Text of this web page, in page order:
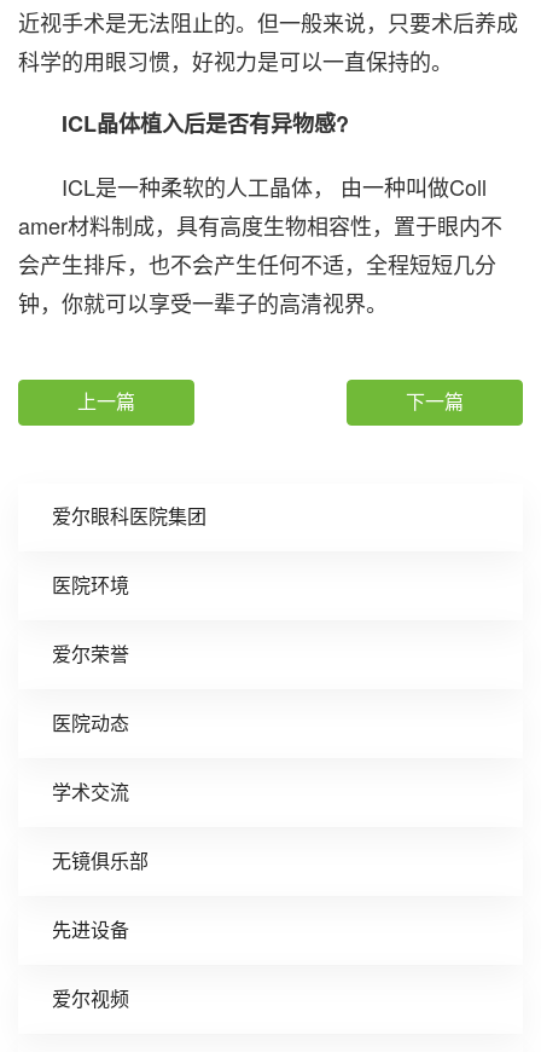
爱尔眼科医院集团
医院环境
爱尔荣誉
医院动态
学术交流
无镜俱乐部
先进设备
爱尔视频
近视手术是无法阻止的。但一般来说，只要术后养成
科学的用眼习惯，好视力是可以一直保持的。
ICL晶体植入后是否有异物感?
ICL是一种柔软的人工晶体， 由一种叫做Coll
amer材料制成，具有高度生物相容性，置于眼内不
会产生排斥，也不会产生任何不适，全程短短几分
钟，你就可以享受一辈子的高清视界。
上一篇 下一篇